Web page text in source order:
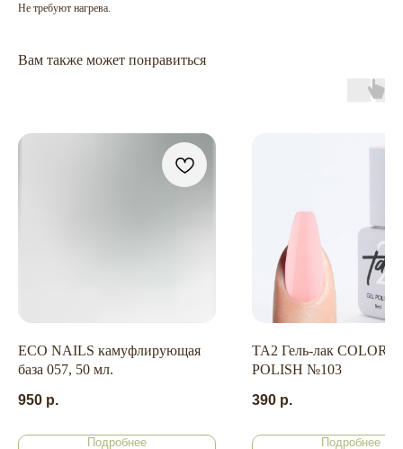
Не требуют нагрева.
Вам также может понравиться
ECO NAILS камуфлирующая
база 057, 50 мл.
950 р.
Подробнее
TA2 Гель-лак COLOR
POLISH №103
390 р.
Подробнее
КОНТАКТЫ
+7 909 800-50-10
ECONAIL@BK.RU
НАШ